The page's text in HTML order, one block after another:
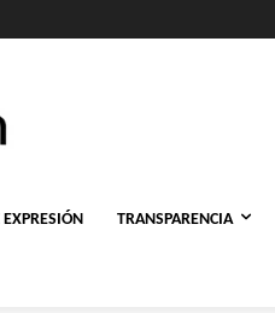
TRANSPARENCIA